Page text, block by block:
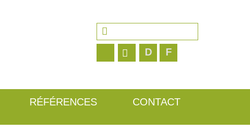
Rechercher :
D F
RÉFÉRENCES CONTACT